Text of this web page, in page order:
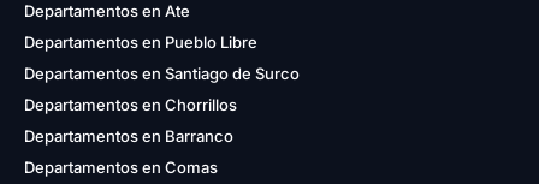
Departamentos en Ate
Departamentos en Pueblo Libre
Departamentos en Santiago de Surco
Departamentos en Chorrillos
Departamentos en Barranco
Departamentos en Comas